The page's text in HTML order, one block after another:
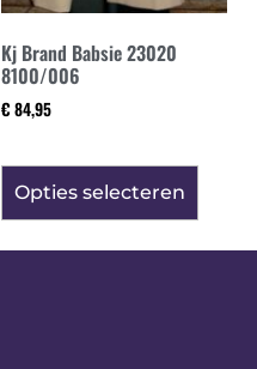
Kj Brand Babsie 23020
8100/006
€ 84,95
Opties selecteren